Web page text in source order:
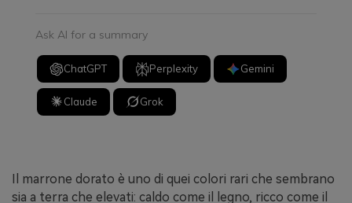
Ask AI for a summary
ChatGPT Perplexity Gemini
Claude Grok
Il marrone dorato è uno di quei colori rari che sembrano
sia a terra che elevati: caldo come il legno, ricco come il